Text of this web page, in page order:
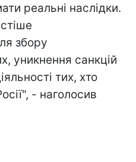
реальні наслідки.
збору
уникнення санкцій
тих, хто
- наголосив